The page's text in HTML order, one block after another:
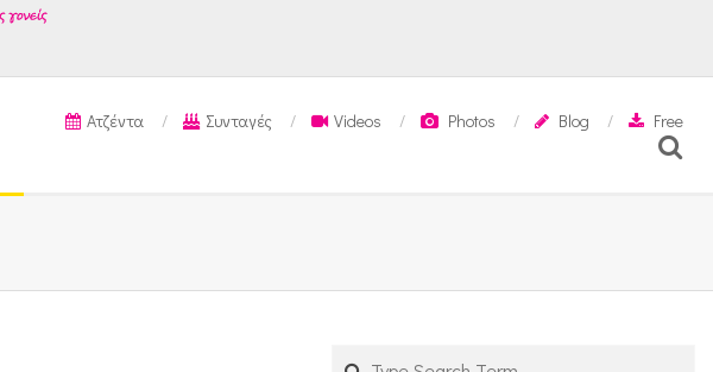
Ατζέντα Συνταγές Videos Photos Blog
Free
Search
Search